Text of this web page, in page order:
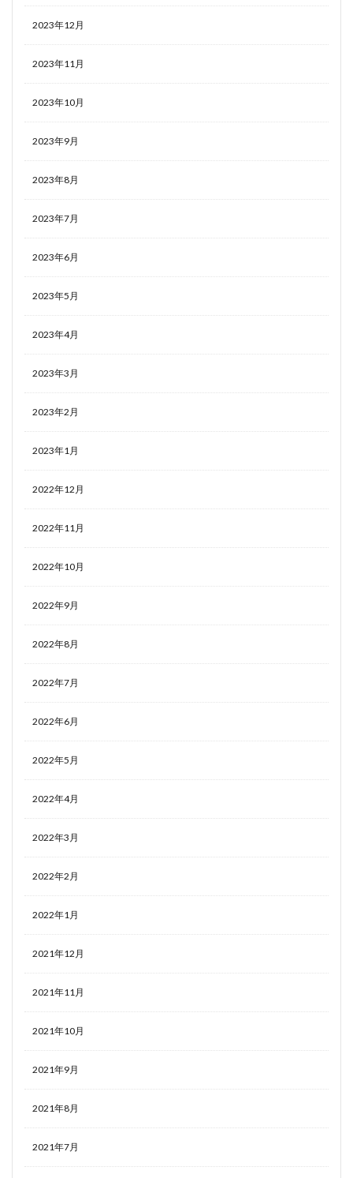
2023年12月
2023年11月
2023年10月
2023年9月
2023年8月
2023年7月
2023年6月
2023年5月
2023年4月
2023年3月
2023年2月
2023年1月
2022年12月
2022年11月
2022年10月
2022年9月
2022年8月
2022年7月
2022年6月
2022年5月
2022年4月
2022年3月
2022年2月
2022年1月
2021年12月
2021年11月
2021年10月
2021年9月
2021年8月
2021年7月